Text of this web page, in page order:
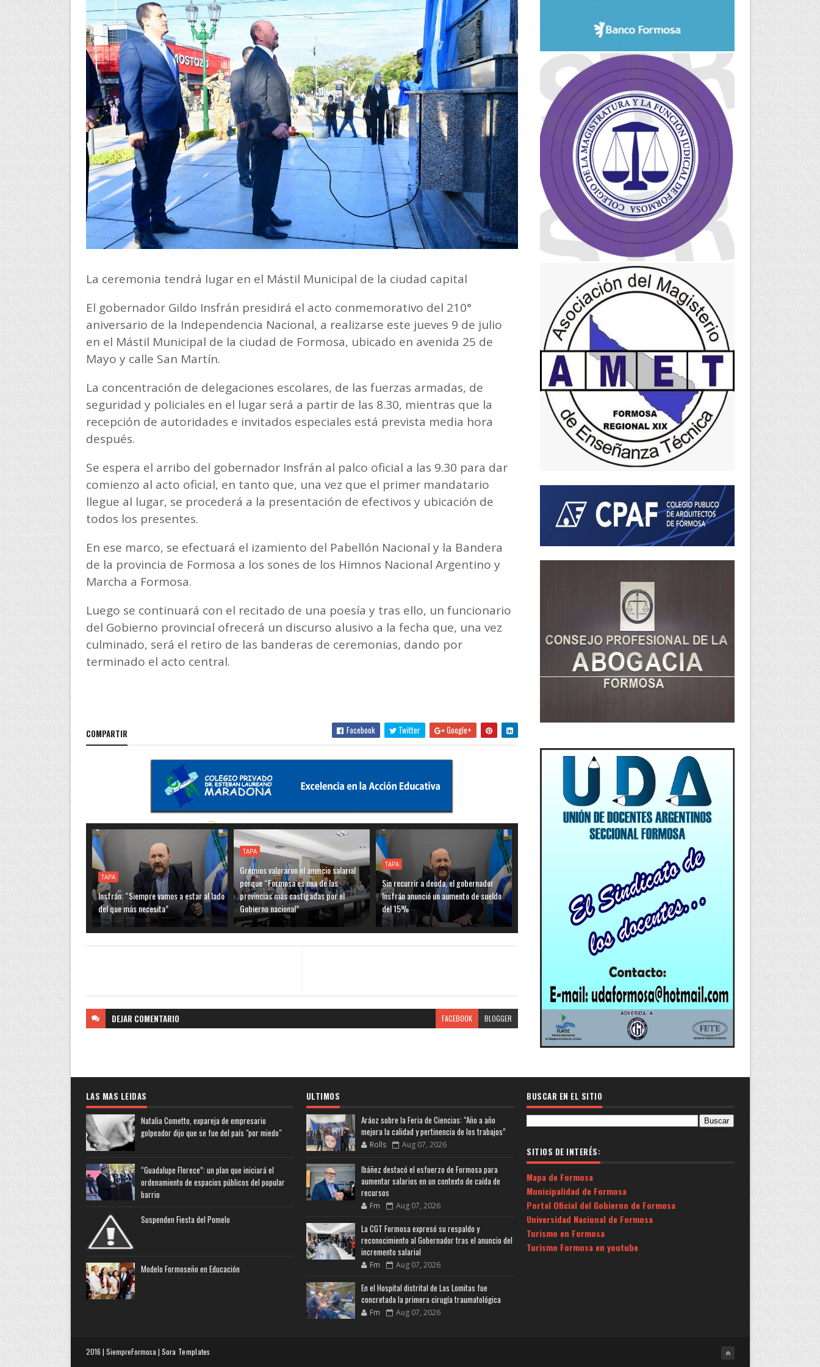
La ceremonia tendrá lugar en el Mástil Municipal de la ciudad capital
El gobernador Gildo Insfrán presidirá el acto conmemorativo del 210°
aniversario de la Independencia Nacional, a realizarse este jueves 9 de julio
en el Mástil Municipal de la ciudad de Formosa, ubicado en avenida 25 de
Mayo y calle San Martín.
La concentración de delegaciones escolares, de las fuerzas armadas, de
seguridad y policiales en el lugar será a partir de las 8.30, mientras que la
recepción de autoridades e invitados especiales está prevista media hora
después.
Se espera el arribo del gobernador Insfrán al palco oficial a las 9.30 para dar
comienzo al acto oficial, en tanto que, una vez que el primer mandatario
llegue al lugar, se procederá a la presentación de efectivos y ubicación de
todos los presentes.
En ese marco, se efectuará el izamiento del Pabellón Nacional y la Bandera
de la provincia de Formosa a los sones de los Himnos Nacional Argentino y
Marcha a Formosa.
Luego se continuará con el recitado de una poesía y tras ello, un funcionario
del Gobierno provincial ofrecerá un discurso alusivo a la fecha que, una vez
culminado, será el retiro de las banderas de ceremonias, dando por
terminado el acto central.
COMPARTIR Facebook Twitter Google+
TAPA
Insfrán: “Siempre vamos a estar al lado
del que más necesita”
TAPA
Gremios valoraron el anuncio salarial
porque “Formosa es una de las
provincias más castigadas por el
Gobierno nacional”
TAPA
Sin recurrir a deuda, el gobernador
Insfrán anunció un aumento de sueldo
del 15%
DEJAR COMENTARIO FACEBOOK BLOGGER
LAS MAS LEIDAS
Natalia Cometto, expareja de empresario
golpeador dijo que se fue del país "por miedo"
“Guadalupe Florece”: un plan que iniciará el
ordenamiento de espacios públicos del popular
barrio
Suspenden Fiesta del Pomelo
Modelo Formoseño en Educación
ULTIMOS
Aráoz sobre la Feria de Ciencias: “Año a año
mejora la calidad y pertinencia de los trabajos”
Rolls Aug 07, 2026
Ibáñez destacó el esfuerzo de Formosa para
aumentar salarios en un contexto de caída de
recursos
Fm Aug 07, 2026
La CGT Formosa expresó su respaldo y
reconocimiento al Gobernador tras el anuncio del
incremento salarial
Fm Aug 07, 2026
En el Hospital distrital de Las Lomitas fue
concretada la primera cirugía traumatológica
Fm Aug 07, 2026
BUSCAR EN EL SITIO
SITIOS DE INTERÉS:
Mapa de Formosa
Municipalidad de Formosa
Portal Oficial del Gobierno de Formosa
Universidad Nacional de Formosa
Turismo en Formosa
Turismo Formosa en youtube
2016 | SiempreFormosa | Sora Templates